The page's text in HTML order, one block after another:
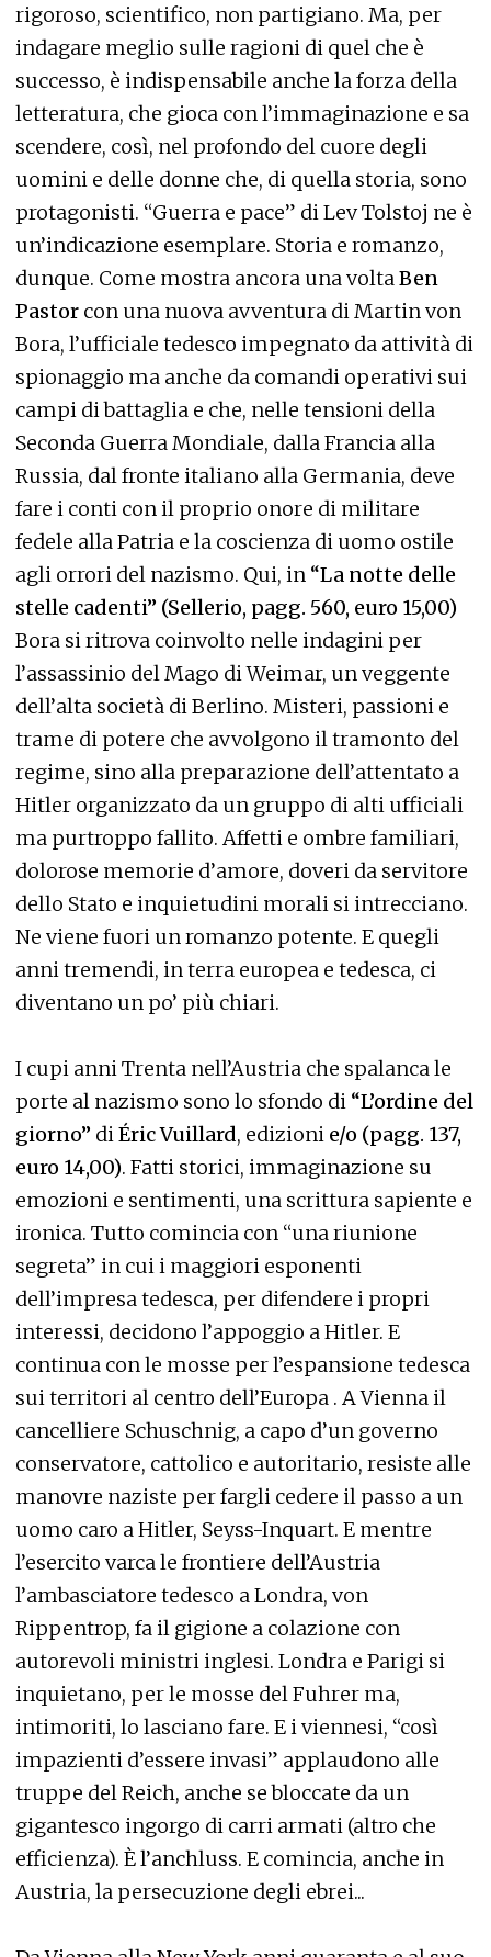
rigoroso, scientifico, non partigiano. Ma, per
indagare meglio sulle ragioni di quel che è
successo, è indispensabile anche la forza della
letteratura, che gioca con l’immaginazione e sa
scendere, così, nel profondo del cuore degli
uomini e delle donne che, di quella storia, sono
protagonisti. “Guerra e pace” di Lev Tolstoj ne è
un’indicazione esemplare. Storia e romanzo,
dunque. Come mostra ancora una voltaBen
Pastor con una nuova avventura di Martin von
Bora, l’ufficiale tedesco impegnato da attività di
spionaggio ma anche da comandi operativi sui
campi di battaglia e che, nelle tensioni della
Seconda Guerra Mondiale, dalla Francia alla
Russia, dal fronte italiano alla Germania, deve
fare i conti con il proprio onore di militare
fedele alla Patria e la coscienza di uomo ostile
agli orrori del nazismo. Qui, in “La notte delle
stelle cadenti” (Sellerio, pagg. 560, euro 15,00)
Bora si ritrova coinvolto nelle indagini per
l’assassinio del Mago di Weimar, un veggente
dell’alta società di Berlino. Misteri, passioni e
trame di potere che avvolgono il tramonto del
regime, sino alla preparazione dell’attentato a
Hitler organizzato da un gruppo di alti ufficiali
ma purtroppo fallito. Affetti e ombre familiari,
dolorose memorie d’amore, doveri da servitore
dello Stato e inquietudini morali si intrecciano.
Ne viene fuori un romanzo potente. E quegli
anni tremendi, in terra europea e tedesca, ci
diventano un po’ più chiari.
I cupi anni Trenta nell’Austria che spalanca le
porte al nazismo sono lo sfondo di “L’ordine del
giorno” diÉric Vuillard, edizioni e/o (pagg. 137,
euro 14,00). Fatti storici, immaginazione su
emozioni e sentimenti, una scrittura sapiente e
ironica. Tutto comincia con “una riunione
segreta” in cui i maggiori esponenti
dell’impresa tedesca, per difendere i propri
interessi, decidono l’appoggio a Hitler. E
continua con le mosse per l’espansione tedesca
sui territori al centro dell’Europa . A Vienna il
cancelliere Schuschnig, a capo d’un governo
conservatore, cattolico e autoritario, resiste alle
manovre naziste per fargli cedere il passo a un
uomo caro a Hitler, Seyss-Inquart. E mentre
l’esercito varca le frontiere dell’Austria
l’ambasciatore tedesco a Londra, von
Rippentrop, fa il gigione a colazione con
autorevoli ministri inglesi. Londra e Parigi si
inquietano, per le mosse del Fuhrer ma,
intimoriti, lo lasciano fare. E i viennesi, “così
impazienti d’essere invasi” applaudono alle
truppe del Reich, anche se bloccate da un
gigantesco ingorgo di carri armati (altro che
efficienza). È l’anchluss. E comincia, anche in
Austria, la persecuzione degli ebrei...